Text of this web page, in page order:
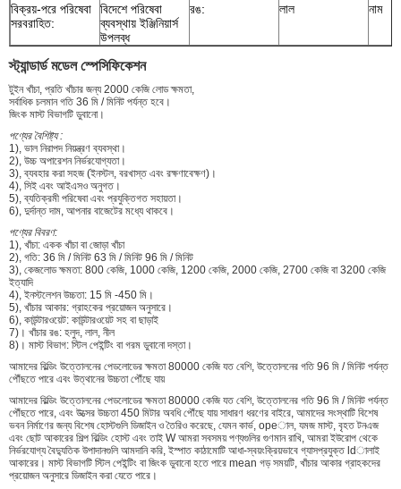
বিক্রয়-পরে পরিষেবা
সরবরাহিত:
বিদেশে পরিষেবা
ব্যবস্থায় ইঞ্জিনিয়ার্স
উপলব্ধ
রঙ: লাল নাম
স্ট্যান্ডার্ড মডেল স্পেসিফিকেশন
টুইন খাঁচা, প্রতি খাঁচার জন্য 2000 কেজি লোড ক্ষমতা,
সর্বাধিক চলমান গতি 36 মি / মিনিট পর্যন্ত হবে।
জিংক মাস্ট বিভাগটি ডুবানো।
পণ্যের বৈশিষ্ট্য :
1), ভাল নিরাপদ নিয়ন্ত্রণ ব্যবস্থা।
2), উচ্চ অপারেশন নির্ভরযোগ্যতা।
3), ব্যবহার করা সহজ (ইনস্টল, বরখাস্ত এবং রক্ষণাবেক্ষণ)।
4), সিই এবং আইএসও অনুগত।
5), ব্যতিক্রমী পরিষেবা এবং প্রযুক্তিগত সহায়তা।
6), দুর্দান্ত দাম, আপনার বাজেটের মধ্যে থাকবে।
পণ্যের বিবরণ:
1), খাঁচা: একক খাঁচা বা জোড়া খাঁচা
2), গতি: 36 মি / মিনিট 63 মি / মিনিট 96 মি / মিনিট
3), কেজলোড ক্ষমতা: 800 কেজি, 1000 কেজি, 1200 কেজি, 2000 কেজি, 2700 কেজি বা 3200 কেজি
ইত্যাদি
4), ইনস্টলেশন উচ্চতা: 15 মি -450 মি।
5), খাঁচার আকার: গ্রাহকের প্রয়োজন অনুসারে।
6), কাউন্টারওয়েট: কাউন্টারওয়েট সহ বা ছাড়াই
7)। খাঁচার রঙ: হলুদ, লাল, নীল
8)। মাস্ট বিভাগ: স্টিল পেইন্টিং বা গরম ডুবানো দস্তা।
আমাদের বিল্ডিং উত্তোলনের পেডলোডের ক্ষমতা 80000 কেজি যত বেশি, উত্তোলনের গতি 96 মি / মিনিট পর্যন্ত
পৌঁছতে পারে এবং উত্থানের উচ্চতা পৌঁছে যায়
আমাদের বিল্ডিং উত্তোলনের পেডলোডের ক্ষমতা 80000 কেজি যত বেশি, উত্তোলনের গতি 96 মি / মিনিট পর্যন্ত
পৌঁছতে পারে, এবং উত্সের উচ্চতা 450 মিটার অবধি পৌঁছে যায় সাধারণ ধরণের বাইরে, আমাদের সংস্থাটি বিশেষ
ভবন নির্মাণের জন্য বিশেষ হোস্টগুলি ডিজাইন ও তৈরিও করেছে, যেমন কার্ভ, opeাল, যমজ মাস্ট, বৃহত টনএজ
এবং ছোট আকারের শিল্প বিল্ডিং হোস্ট এবং তাই W আমরা সবসময় পণ্যগুলির গুণমান রাখি, আমরা ইউরোপ থেকে
নির্ভরযোগ্য বৈদ্যুতিক উপাদানগুলি আমদানি করি, ইস্পাত কাঠামোটি আধা-স্বয়ংক্রিয়ভাবে গ্যাসপ্রযুক্ত ldালাই
আকারের। মাস্ট বিভাগটি স্টিল পেইন্টিং বা জিংক ডুবানো হতে পারে mean গড় সময়টি, খাঁচার আকার গ্রাহকদের
প্রয়োজন অনুসারে ডিজাইন করা যেতে পারে।